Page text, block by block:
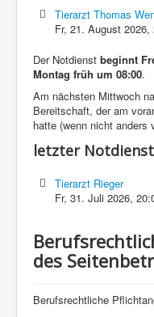
Tierarzt Thomas
Fr, 21. August 2026,
Der Notdienst beginnt
Montag früh um 08:00.
Am nächsten Mittwoch
Bereitschaft, der am
hatte (wenn nicht anders
letzter
Tierarzt Rieger
Fr, 31. Juli 2026,
des
Berufsrechtliche